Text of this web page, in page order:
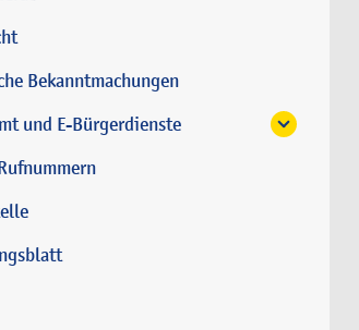
Bekanntmachungen
und E-Bürgerdienste